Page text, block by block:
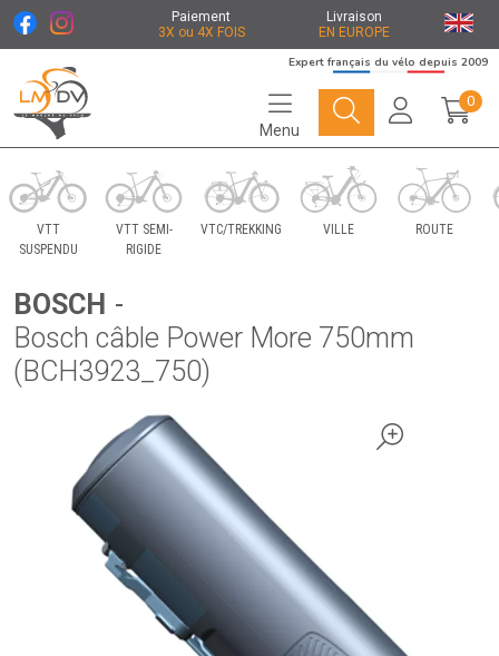
Paiement
3X ou 4X FOIS
Livraison
EN EUROPE
Le Marché du Vélo Votre distributeurs de vélo
Expert français du vélo depuis 2009
Menu
0
VTT
SUSPENDU
VTT SEMI-
RIGIDE
VTC/TREKKING VILLE ROUTE
BOSCH -
Bosch câble Power More 750mm
(BCH3923_750)